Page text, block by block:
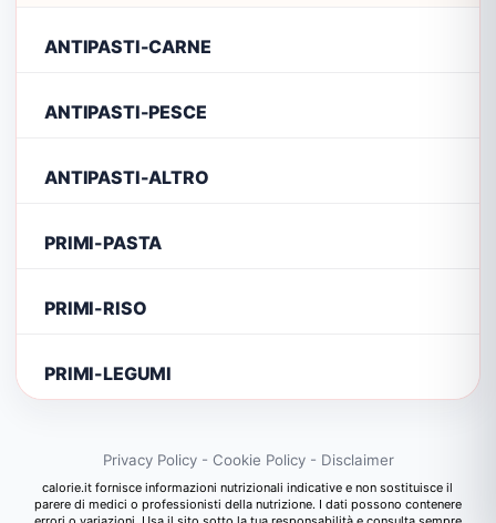
ANTIPASTI-CARNE
ANTIPASTI-PESCE
ANTIPASTI-ALTRO
PRIMI-PASTA
PRIMI-RISO
PRIMI-LEGUMI
Privacy Policy- Cookie Policy- Disclaimer
calorie.it fornisce informazioni nutrizionali indicative e non sostituisce il
parere di medici o professionisti della nutrizione. I dati possono contenere